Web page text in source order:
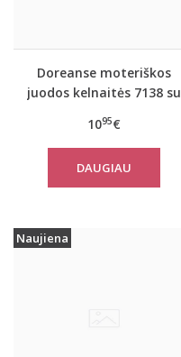
Doreanse moteriškos
juodos kelnaitės 7138 su
1095€
DAUGIAU
Naujiena